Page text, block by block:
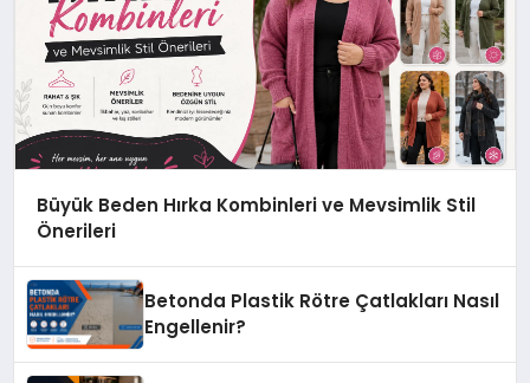
Büyük Beden Hırka Kombinleri ve Mevsimlik Stil
Önerileri
Betonda Plastik Rötre Çatlakları Nasıl
Engellenir?